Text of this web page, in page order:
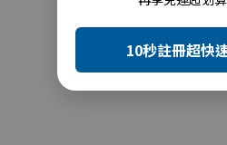
10秒註冊超快